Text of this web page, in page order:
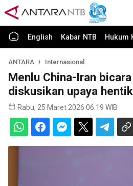
English Kabar NTB Hukum
ANTARA Internasional
Menlu China-Iran
diskusikan upaya
Rabu, 25 Maret 2026 06:19 WIB